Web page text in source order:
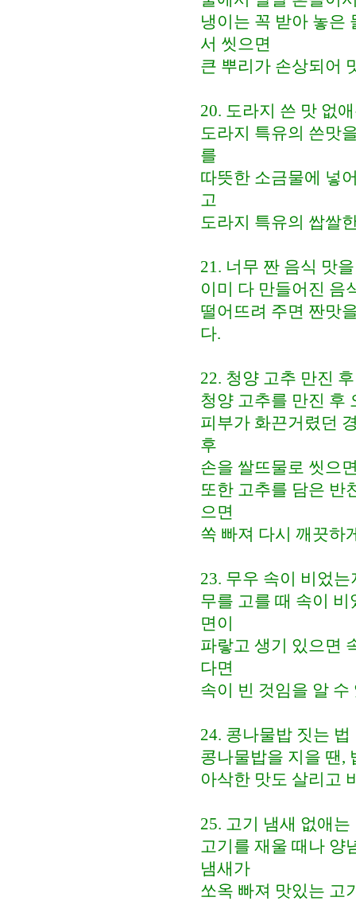
냉이는 꼭 받아 놓은
서 씻으면
큰 뿌리가 손상되어
20. 도라지 쓴 맛 없
도라지 특유의 쓴맛
를
따뜻한 소금물에 넣
고
도라지 특유의 쌉쌀
21. 너무 짠 음식 맛
이미 다 만들어진 음
떨어뜨려 주면 짠맛
다.
22. 청양 고추 만진
청양 고추를 만진 후
피부가 화끈거렸던
후
손을 쌀뜨물로 씻으
또한 고추를 담은 반
으면
쏙 빠져 다시 깨끗하
23. 무우 속이 비었
무를 고를 때 속이
면이
파랗고 생기 있으면
다면
속이 빈 것임을 알 수
24. 콩나물밥 짓는 법
콩나물밥을 지을 땐,
아삭한 맛도 살리고
25. 고기 냄새 없애는
고기를 재울 때나 양
냄새가
쏘옥 빠져 맛있는 고